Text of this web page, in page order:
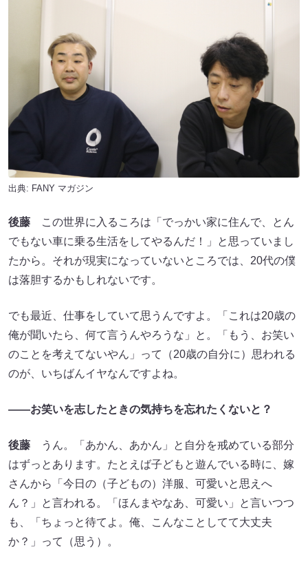
出典: FANY マガジン
後藤 この世界に入るころは「でっかい家に住んで、とん
でもない車に乗る生活をしてやるんだ！」と思っていまし
たから。それが現実になっていないところでは、20代の僕
は落胆するかもしれないです。
でも最近、仕事をしていて思うんですよ。「これは20歳の
俺が聞いたら、何て言うんやろうな」と。「もう、お笑い
のことを考えてないやん」って（20歳の自分に）思われる
のが、いちばんイヤなんですよね。
――お笑いを志したときの気持ちを忘れたくないと？
後藤 うん。「あかん、あかん」と自分を戒めている部分
はずっとあります。たとえば子どもと遊んでいる時に、嫁
さんから「今日の（子どもの）洋服、可愛いと思えへ
ん？」と言われる。「ほんまやなあ、可愛い」と言いつつ
も、「ちょっと待てよ。俺、こんなことしてて大丈夫
か？」って（思う）。